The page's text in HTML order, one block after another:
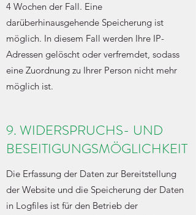
4 Wochen der Fall. Eine
darüberhinausgehende Speicherung ist
möglich. In diesem Fall werden Ihre IP-
Adressen gelöscht oder verfremdet, sodass
eine Zuordnung zu Ihrer Person nicht mehr
möglich ist.
9. WIDERSPRUCHS- UND
BESEITIGUNGSMÖGLICHKEIT
Die Erfassung der Daten zur Bereitstellung
der Website und die Speicherung der Daten
in Logfiles ist für den Betrieb der